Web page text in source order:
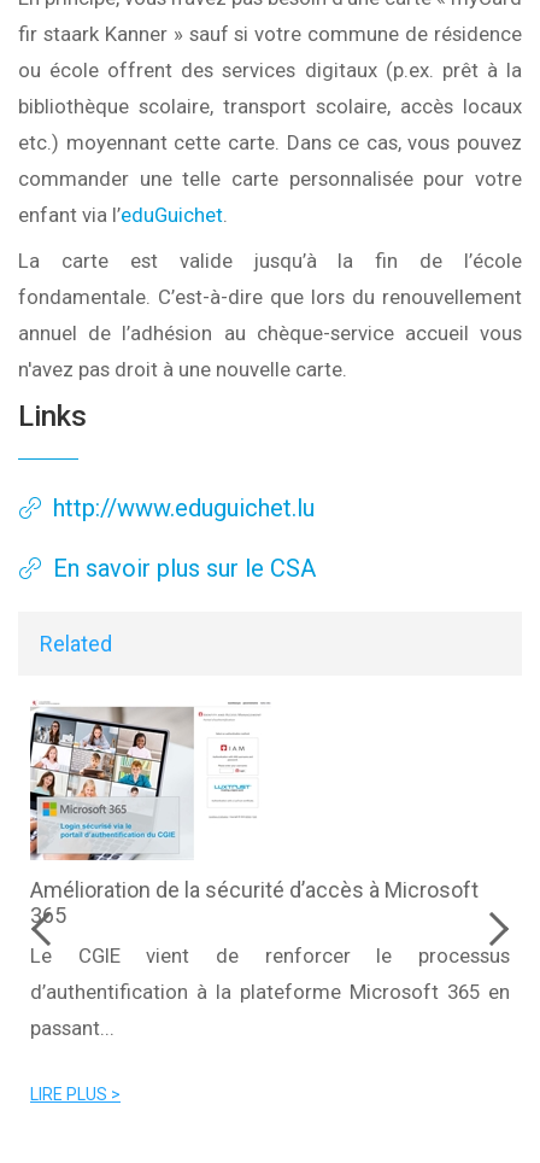
fir staark Kanner » sauf si votre commune de résidence
ou école offrent des services digitaux (p.ex. prêt à la
bibliothèque scolaire, transport scolaire, accès locaux
etc.) moyennant cette carte. Dans ce cas, vous pouvez
commander une telle carte personnalisée pour votre
enfant via l’eduGuichet.
La carte est valide jusqu’à la fin de l’école
fondamentale. C’est-à-dire que lors du renouvellement
annuel de l’adhésion au chèque-service accueil vous
n'avez pas droit à une nouvelle carte.
Links
http://www.eduguichet.lu
En savoir plus sur le CSA
Related
Amélioration de la sécurité d’accès à Microsoft
365
Le CGIE vient de renforcer le processus
d’authentification à la plateforme Microsoft 365 en
passant...
LIRE PLUS >